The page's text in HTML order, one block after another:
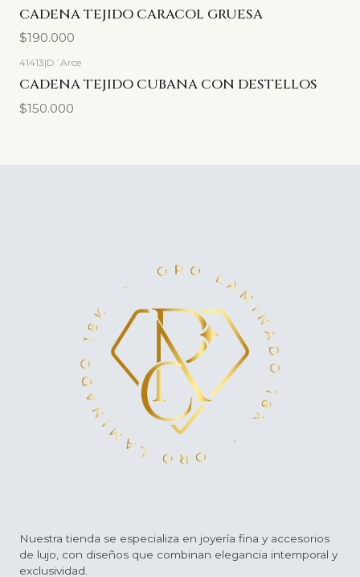
CADENA TEJIDO CARACOL GRUESA
$190.000
41413|D´Arce
CADENA TEJIDO CUBANA CON DESTELLOS
$150.000
Nuestra tienda se especializa en joyería fina y accesorios
de lujo, con diseños que combinan elegancia intemporal y
exclusividad.